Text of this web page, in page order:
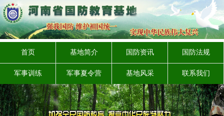
首页 基地简介 国防资讯 国防法规
军事训练 军事夏令营 基地风采 联系我们